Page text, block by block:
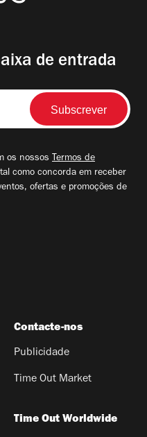
de entrada
os nossos Termos de
como concorda em receber
ofertas e promoções de
Contacte-nos
Publicidade
Time Out Market
Time Out Worldwide